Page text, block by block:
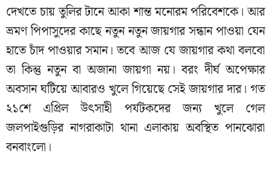
দেখতে চায় তুলির টানে আকা শান্ত মনোরম পরিবেশকে। আর
ভ্রমণ পিপাসুদের কাছে নতুন নতুন জায়গার সন্ধান পাওয়া যেন
হাতে চাঁদ পাওয়ার সমান। তবে আজ যে জায়গার কথা বলবো
তা কিন্তু নতুন বা অজানা জায়গা নয়। বরং দীর্ঘ অপেক্ষার
অবসান ঘটিয়ে আবারও খুলে গিয়েছে সেই জায়গার দার। গত
২১শে এপ্রিল উৎসাহী পর্যটকদের জন্য খুলে গেল
জলপাইগুড়ির নাগরাকাটা থানা এলাকায় অবস্থিত পানঝোরা
বনবাংলো।